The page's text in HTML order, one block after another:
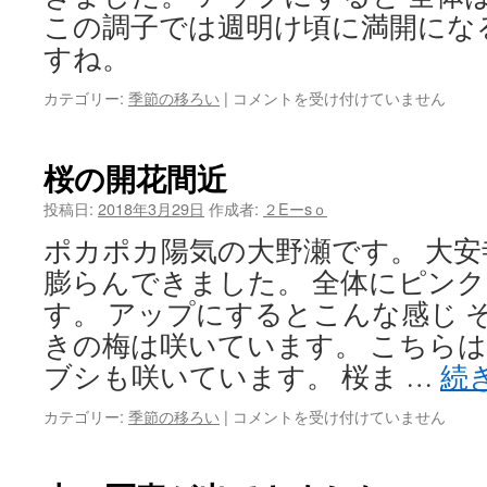
この調子では週明け頃に満開に
すね。
カテゴリー: 季節の移ろい | 大
が
き
ま
し
た
は
コメントを受け付けていません
桜の開花間近
投稿日: 2018年3月29日 作成者: ２Eーsｏ
ポカポカ陽気の大野瀬です。 大
膨らんできました。 全体にピン
す。 アップにするとこんな感じ
きの梅は咲いています。 こちら
ブシも咲いています。 桜ま … 続
カテゴリー: 季節の移ろい | 桜
コメントを受け付けていません